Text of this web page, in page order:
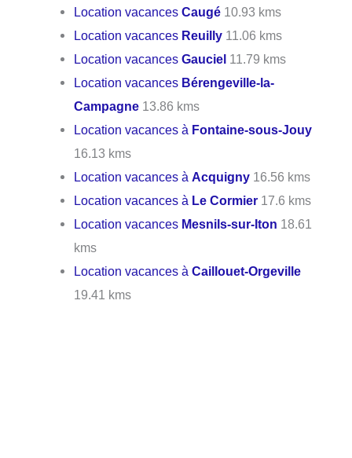
Location vacancesCaugé 10.93 kms
Location vacances Reuilly 11.06 kms
Location vacancesGauciel 11.79 kms
Location vacances Bérengeville-la-
Campagne 13.86 kms
Location vacances à Fontaine-sous-Jouy
16.13 kms
Location vacances à Acquigny 16.56 kms
Location vacances à Le Cormier 17.6 kms
Location vacances Mesnils-sur-Iton 18.61
kms
Location vacances àCaillouet-Orgeville
19.41 kms